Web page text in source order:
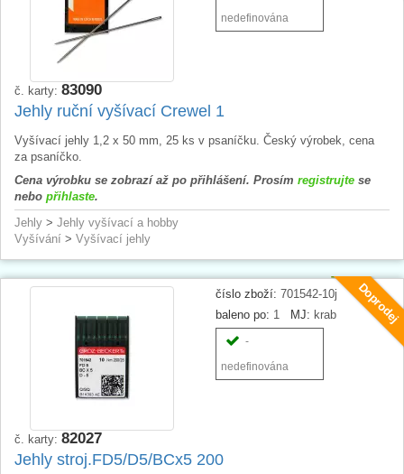
nedefinována
č. karty: 83090
Jehly ruční vyšívací Crewel 1
Vyšívací jehly 1,2 x 50 mm, 25 ks v psaníčku. Český výrobek, cena
za psaníčko.
Cena výrobku se zobrazí až po přihlášení. Prosím registrujte se
nebo přihlaste.
Jehly > Jehly vyšívací a hobby
Vyšívání > Vyšívací jehly
Doprodej
číslo zboží: 701542-10j
baleno po: 1 MJ: krab
-
nedefinována
č. karty: 82027
Jehly stroj.FD5/D5/BCx5 200